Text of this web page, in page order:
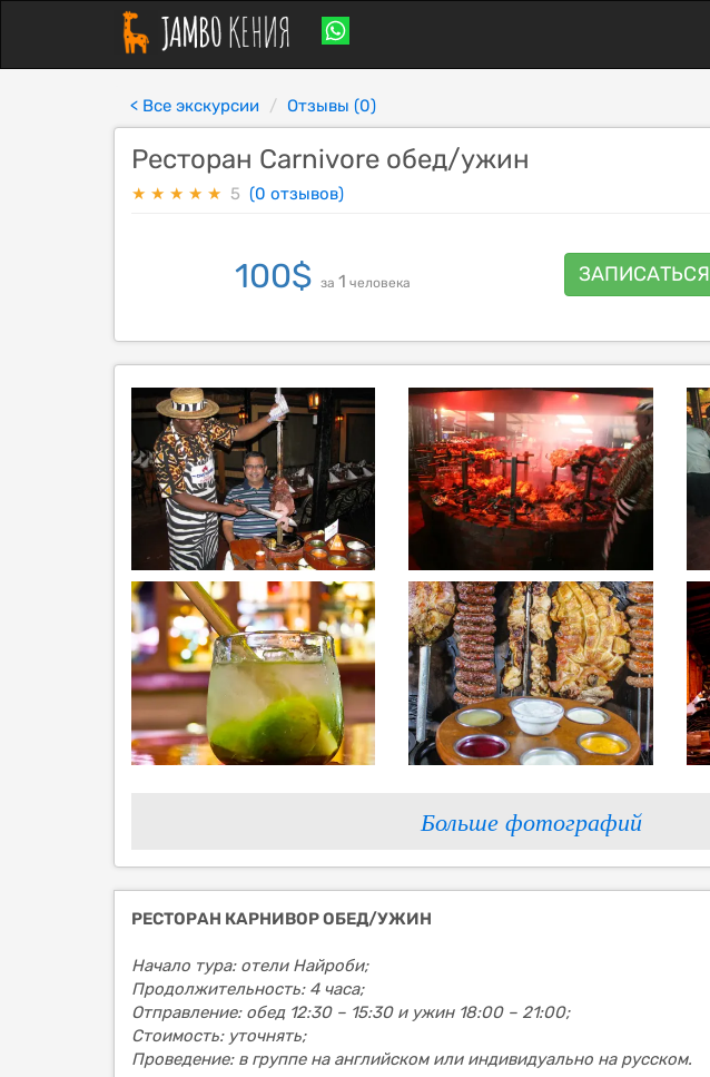
< Все экскурсии Отзывы (0)
Ресторан Carnivore обед/ужин
★ ★ ★ ★ ★ 5 (0 отзывов)
100$ за 1 человека ЗАПИСАТЬСЯ
Больше фотографий
РЕСТОРАН КАРНИВОР ОБЕД/УЖИН
Начало тура: отели Найроби;
Продолжительность: 4 часа;
Отправление: обед 12:30 – 15:30 и ужин 18:00 – 21:00;
Стоимость: уточнять;
Проведение: в группе на английском или индивидуально на русском.